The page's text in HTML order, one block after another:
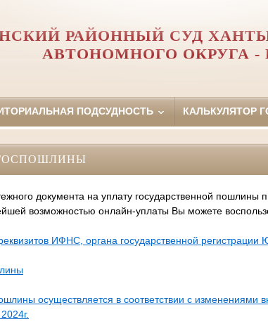
РАЙОННЫЙ СУД
АВТОНОМНОГО ОКРУГА
ПОДСУДНОСТЬ КАЛЬКУЛЯТОР
документа на уплату государственной
возможностью онлайн-уплаты Вы можете
ИФНС, органа государственной
осуществляется в соответствии с